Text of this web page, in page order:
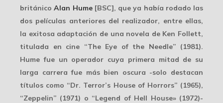
británicoAlan Hume [BSC], que ya había rodado las
dos películas anteriores del realizador, entre ellas,
la exitosa adaptación de una novela de Ken Follett,
titulada en cine “The Eye of the Needle” (1981).
Hume fue un operador cuya primera mitad de su
larga carrera fue más bien oscura -solo destacan
títulos como “Dr. Terror’s House of Horrors” (1965),
“Zeppelin” (1971) o “Legend of Hell House» (1972)-